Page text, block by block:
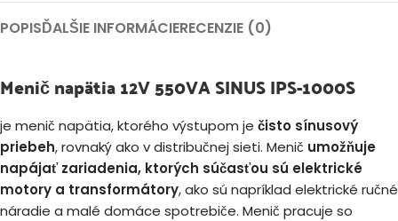
POPISĎALŠIE INFORMÁCIERECENZIE (0)
Menič napätia 12V 550VA SINUS IPS-1000S
je menič napätia, ktorého výstupom je čisto sínusový
priebeh, rovnaký ako v distribučnej sieti. Menič umožňuje
napájať zariadenia, ktorých súčasťou sú elektrické
motory a transformátory, ako sú napríklad elektrické ručné
náradie a malé domáce spotrebiče. Menič pracuje so